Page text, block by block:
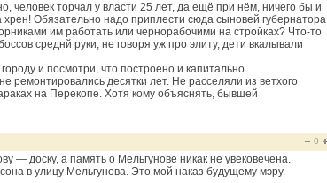
человек торчал у власти 25 лет, да ещё при нём, ничего бы и
Обязательно надо приплести сюда сыновей губернатора
им работать или чернорабочими на стройках? Что-то
среднй руки, не говоря уж про элиту, дети вкалывали
и посмотри, что построено и капитально
ремонтировались десятки лет. Не расселяли из ветхого
на Перекопе. Хотя кому объяснять, бывшей
0
— доску, а память о Мельгунове никак не увековечена.
в улицу Мельгунова. Это мой наказ будущему мэру.